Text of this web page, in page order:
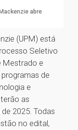
abre
(UPM) está
Seletivo
Mestrado e
de
e
as
2025. Todas
no edital,